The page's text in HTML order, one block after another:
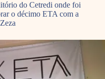
do Cetredi onde foi
o décimo ETA com a